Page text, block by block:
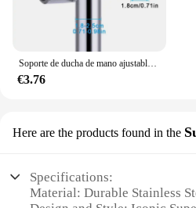
Soporte de ducha de mano ajustable ABS sin perforaciones cabezal de ducha montado en la pared soporte de asiento de baño
€3.76
Here are the products found in the
Specifications:
Material: Durable Stainless